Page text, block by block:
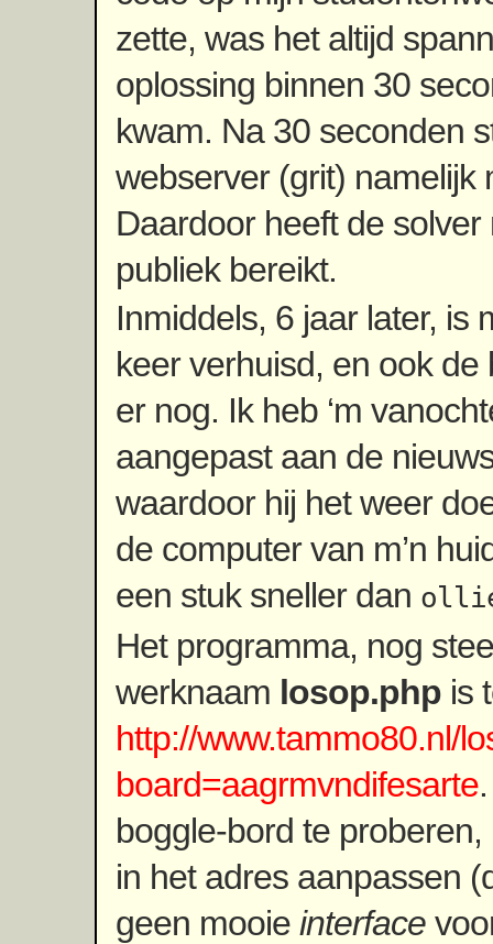
zette, was het altijd
oplossing binnen 30
kwam. Na 30 seconden
webserver (grit) namelijk
Daardoor heeft de
publiek bereikt.
Inmiddels, 6 jaar later, is
keer verhuisd, en ook
er nog. Ik heb ‘m
aangepast aan de
waardoor hij het weer
de computer van m’n
een stuk sneller dan
Het programma, nog
werknaam losop.phpis
http://www.tammo80.nl/
board=aagrmvndifesarte
boggle-bord te
in het adres aanpassen
geen mooie interface